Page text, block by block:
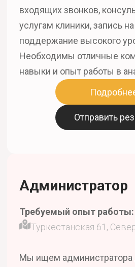
входящих звонков,
услугам клиники, запись
поддержание высокого
Необходимы отличные
навыки и опыт работы в
Отправить
Администратор
Требуемый опыт работы:
Туркестанская 61,
Мы ищем администратора